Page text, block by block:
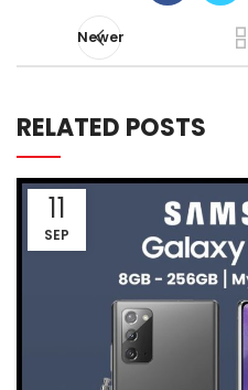
Newer
RELATED POSTS
11
SEP